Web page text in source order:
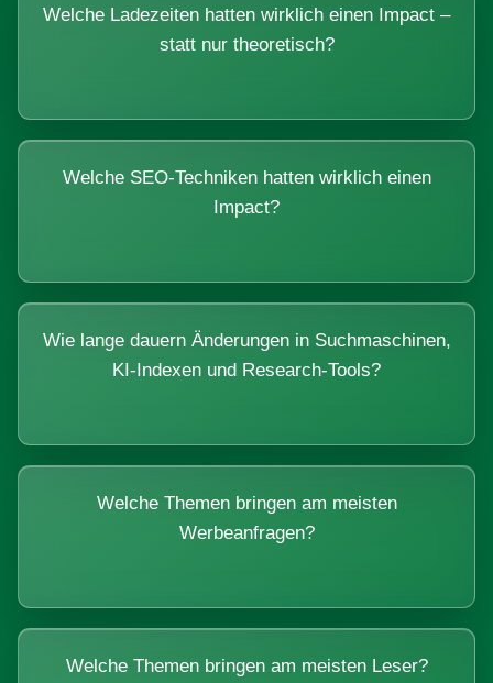
Welche Ladezeiten hatten wirklich einen Impact –
statt nur theoretisch?
Welche SEO-Techniken hatten wirklich einen
Impact?
Wie lange dauern Änderungen in Suchmaschinen,
KI-Indexen und Research-Tools?
Welche Themen bringen am meisten
Werbeanfragen?
Welche Themen bringen am meisten Leser?